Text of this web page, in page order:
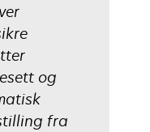
og
fra